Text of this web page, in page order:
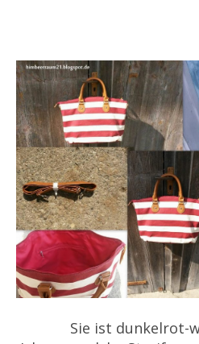
Sie ist dunkelrot-